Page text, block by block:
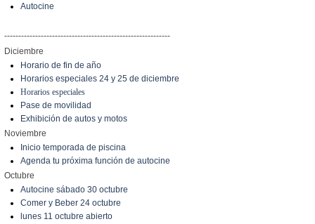
Autocine
-----------------------------------------------------------
Diciembre
Horario de fin de año
Horarios especiales 24 y 25 de diciembre
Horarios especiales
Pase de movilidad
Exhibición de autos y motos
Noviembre
Inicio temporada de piscina
Agenda tu próxima función de autocine
Octubre
Autocine sábado 30 octubre
Comer y Beber 24 octubre
lunes 11 octubre abierto